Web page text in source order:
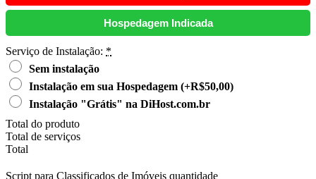
Hospedagem Indicada
Serviço de Instalação: *
Sem instalação
Instalação em sua Hospedagem (+R$50,00)
Instalação "Grátis" na DiHost.com.br
Total do produto
Total de serviços
Total
Script para Classificados de Imóveis quantidade